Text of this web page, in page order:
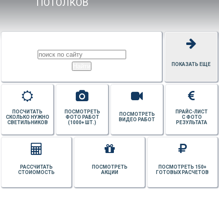
ПОКАЗАТЬ ЕЩЕ
ПРАЙС-ЛИСТ
С ФОТО
РЕЗУЛЬТАТА
ПОСМОТРЕТЬ
ВИДЕО РАБОТ
ПОСМОТРЕТЬ
ФОТО РАБОТ
(1000+ ШТ.)
ПОСЧИТАТЬ
СКОЛЬКО НУЖНО
СВЕТИЛЬНИКОВ
ПОСМОТРЕТЬ 150+
ГОТОВЫХ РАСЧЕТОВ
ПОСМОТРЕТЬ
АКЦИИ
РАССЧИТАТЬ
СТОИОМОСТЬ